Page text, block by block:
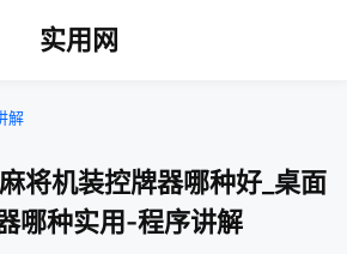
实用网
解
将机装控牌器哪种好_桌面
哪种实用-程序讲解